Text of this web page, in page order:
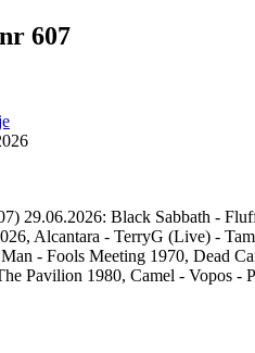
607
29.06.2026: Black Sabbath -
Alcantara - TerryG (Live) -
- Fools Meeting 1970, Dead
Pavilion 1980, Camel - Vopos -